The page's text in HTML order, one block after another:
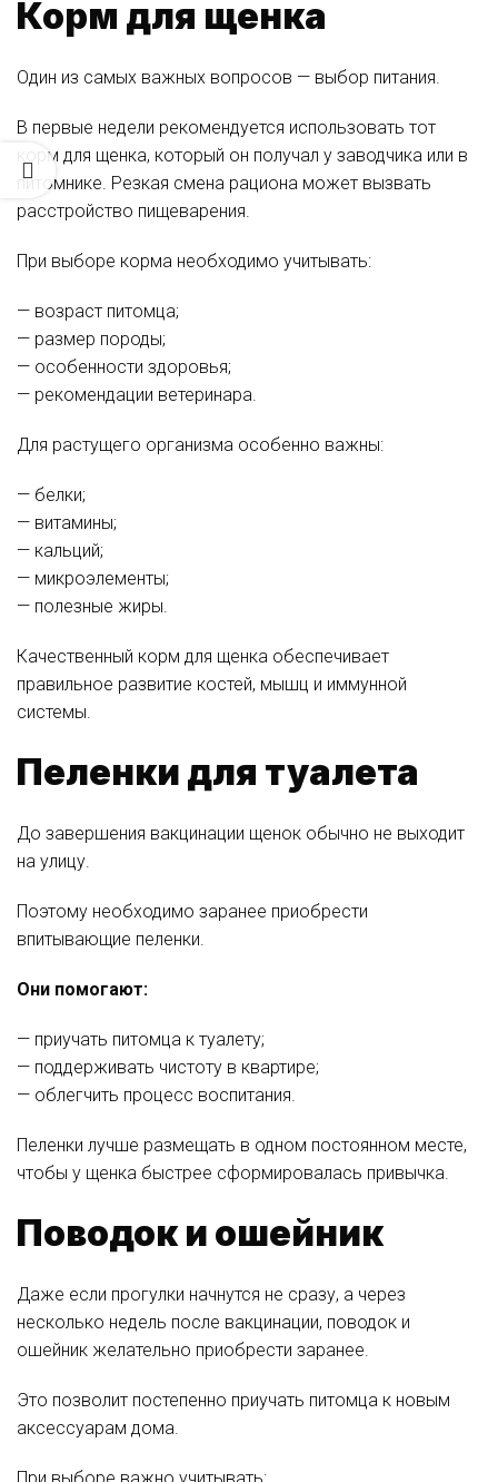
Корм для щенка
Один из самых важных вопросов — выбор питания.
В первые недели рекомендуется использовать тот
корм для щенка, который он получал у заводчика или в
питомнике. Резкая смена рациона может вызвать
расстройство пищеварения.
При выборе корма необходимо учитывать:
— возраст питомца;
— размер породы;
— особенности здоровья;
— рекомендации ветеринара.
Для растущего организма особенно важны:
— белки;
— витамины;
— кальций;
— микроэлементы;
— полезные жиры.
Качественный корм для щенка обеспечивает
правильное развитие костей, мышц и иммунной
системы.
Пеленки для туалета
До завершения вакцинации щенок обычно не выходит
на улицу.
Поэтому необходимо заранее приобрести
впитывающие пеленки.
Они помогают:
— приучать питомца к туалету;
— поддерживать чистоту в квартире;
— облегчить процесс воспитания.
Пеленки лучше размещать в одном постоянном месте,
чтобы у щенка быстрее сформировалась привычка.
Поводок и ошейник
Даже если прогулки начнутся не сразу, а через
несколько недель после вакцинации, поводок и
ошейник желательно приобрести заранее.
Это позволит постепенно приучать питомца к новым
аксессуарам дома.